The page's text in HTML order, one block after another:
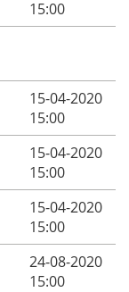
15:00
15-04-2020
15:00
15-04-2020
15:00
15-04-2020
15:00
24-08-2020
15:00